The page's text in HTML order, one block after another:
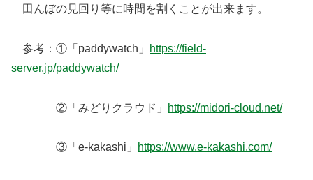
田んぼの見回り等に時間を割くことが出来ます。
参考：①「paddywatch」
https://field-
server.jp/paddywatch/
②「みどりクラウド」 https://midori-cloud.net/
③「e-kakashi」 https://www.e-kakashi.com/